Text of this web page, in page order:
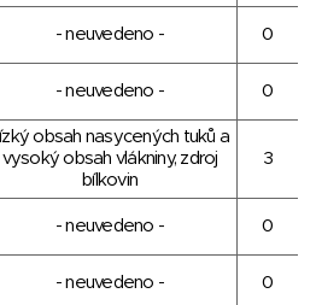
- neuvedeno - 0
- neuvedeno - 0
obsah nasycených tuků a
vysoký obsah vlákniny, zdroj
bílkovin
3
- neuvedeno - 0
- neuvedeno - 0